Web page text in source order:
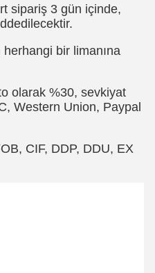
sipariş 3 gün içinde,
herhangi bir limanına
olarak %30, sevkiyat
Western Union, Paypal
CIF, DDP, DDU, EX